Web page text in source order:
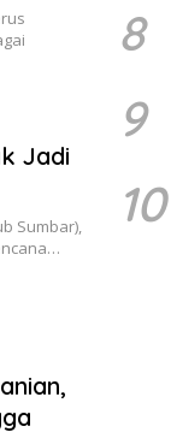
Jadi
Sumbar),
8
9
10